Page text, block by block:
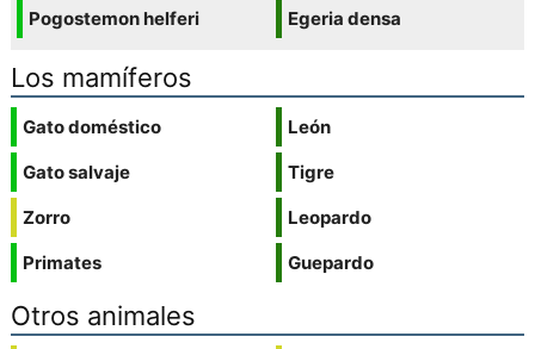
Pogostemon helferi
Egeria densa
Los mamíferos
Gato doméstico
Gato salvaje
Zorro
Primates
León
Tigre
Leopardo
Guepardo
Otros animales